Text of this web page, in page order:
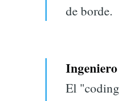
de borde.
El